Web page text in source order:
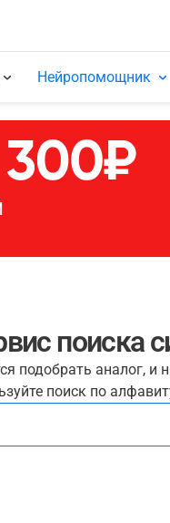
Нейропомощник
поиска
подобрать аналог,
поиск по